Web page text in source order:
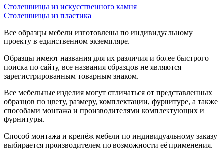
Столешницы из искусственного камня
Столешницы из пластика
Все образцы мебели изготовлены по индивидуальному
проекту в единственном экземпляре.
Образцы имеют названия для их различия и более быстрого
поиска по сайту, все названия образцов не являются
зарегистрированным товарным знаком.
Все мебельные изделия могут отличаться от представленных
образцов по цвету, размеру, комплектации, фурнитуре, а также
способами монтажа и производителями комплектующих и
фурнитуры.
Способ монтажа и крепёж мебели по индивидуальному заказу
выбирается производителем по возможности её применения.